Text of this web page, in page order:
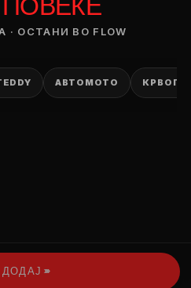
· ОСТАНИ ВО FLOW
АВТОМОТО
ДОДАЈ ›››